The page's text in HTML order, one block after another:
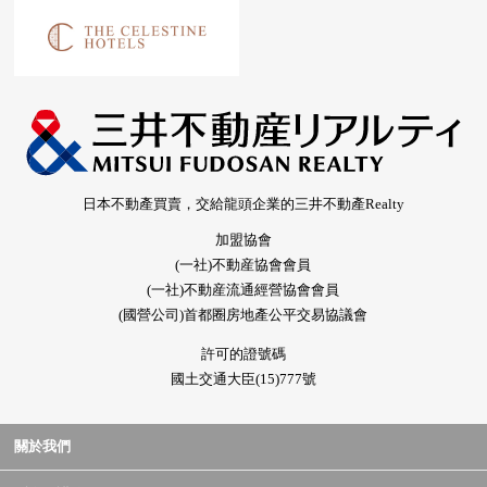
日本不動產買賣，交給龍頭企業的三井不動產Realty
加盟協會
(一社)不動産協會會員
(一社)不動産流通經營協會會員
(國營公司)首都圈房地產公平交易協議會
許可的證號碼
國土交通大臣(15)777號
關於我們